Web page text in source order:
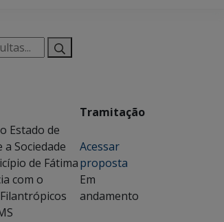
Tramitação
Estado de
Sociedade
de Fátima
com o
Acessar
proposta
Em
andamento